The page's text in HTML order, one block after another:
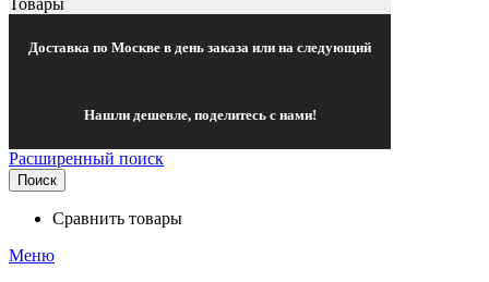
Товары
Доставка по Москве в день заказа или на следующий
Нашли дешевле, поделитесь с нами!
Расширенный поиск
Поиск
Сравнить товары
Меню